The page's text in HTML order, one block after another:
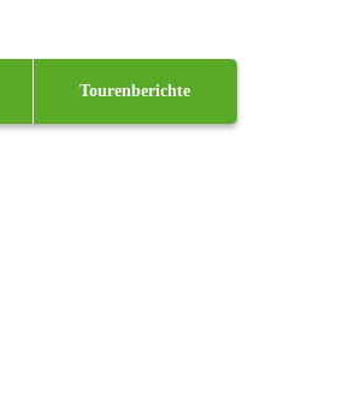
Facebook
Tourenberichte